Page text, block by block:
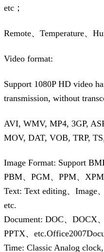
etc；
Remote、Temperature、
Video format:
Support 1080P HD video
transmission, without
AVI, WMV, MP4, 3GP,
MOV, DAT, VOB, TRP,
Image Format: Support
PBM、PGM、PPM、
Text: Text editing、Image
etc.
Document: DOC、DOCX
PPTX、
Time: Classic Analog